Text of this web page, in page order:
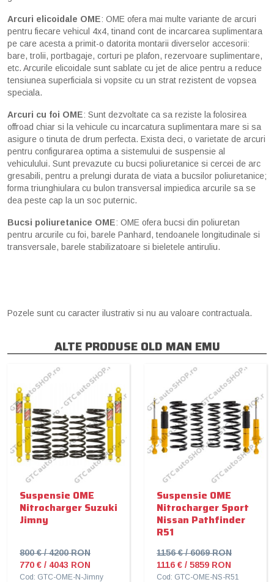
Arcuri elicoidale OME: OME ofera mai multe variante de arcuri
pentru fiecare vehicul 4x4, tinand cont de incarcarea suplimentara
pe care acesta a primit-o datorita montarii diverselor accesorii:
bare, trolii, portbagaje, corturi pe plafon, rezervoare suplimentare,
etc. Arcurile elicoidale sunt sablate cu jet de alice pentru a reduce
tensiunea superficiala si vopsite cu un strat rezistent de vopsea
speciala.
Arcuri cu foi OME: Sunt dezvoltate ca sa reziste la folosirea
offroad chiar si la vehicule cu incarcatura suplimentara mare si sa
asigure o tinuta de drum perfecta. Exista deci, o varietate de arcuri
pentru configurarea optima a sistemului de suspensie al
vehiculului. Sunt prevazute cu bucsi poliuretanice si cercei de arc
gresabili, pentru a prelungi durata de viata a bucsilor poliuretanice;
forma triunghiulara cu bulon transversal impiedica arcurile sa se
dea peste cap la un soc puternic.
Bucsi poliuretanice OME: OME ofera bucsi din poliuretan
pentru arcurile cu foi, barele Panhard, tendoanele longitudinale si
transversale, barele stabilizatoare si bieletele antiruliu.
Pozele sunt cu caracter ilustrativ si nu au valoare contractuala.
ALTE PRODUSE OLD MAN EMU
Suspensie OME
Nitrocharger Suzuki
Jimny
800 € / 4200 RON
770 € / 4043 RON
Cod: GTC-OME-N-Jimny
Suspensie OME
Nitrocharger Sport
Nissan Pathfinder
R51
1156 € / 6069 RON
1116 € / 5859 RON
Cod: GTC-OME-NS-R51